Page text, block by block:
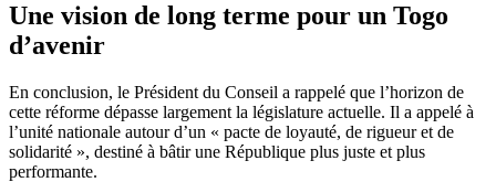
Une vision de long terme pour un Togo
d’avenir
En conclusion, le Président du Conseil a rappelé que l’horizon de
cette réforme dépasse largement la législature actuelle. Il a appelé à
l’unité nationale autour d’un « pacte de loyauté, de rigueur et de
solidarité », destiné à bâtir une République plus juste et plus
performante.